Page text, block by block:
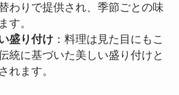
わりで提供され、季節ごとの味
す。
盛り付け：料理は見た目にもこ
統に基づいた美しい盛り付けと
れます。